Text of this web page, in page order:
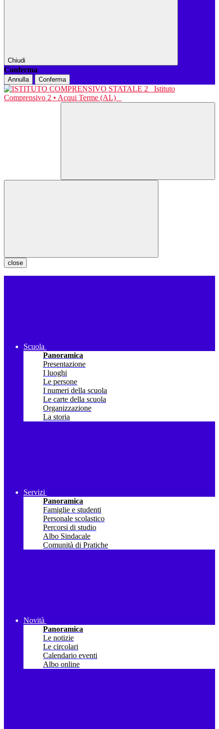
Chiudi
Conferma
Annulla Conferma
Istituto
Comprensivo 2 • Acqui Terme (AL)
close
Scuola
Panoramica
Presentazione
I luoghi
Le persone
I numeri della scuola
Le carte della scuola
Organizzazione
La storia
Servizi
Panoramica
Famiglie e studenti
Personale scolastico
Percorsi di studio
Albo Sindacale
Comunità di Pratiche
Novità
Panoramica
Le notizie
Le circolari
Calendario eventi
Albo online